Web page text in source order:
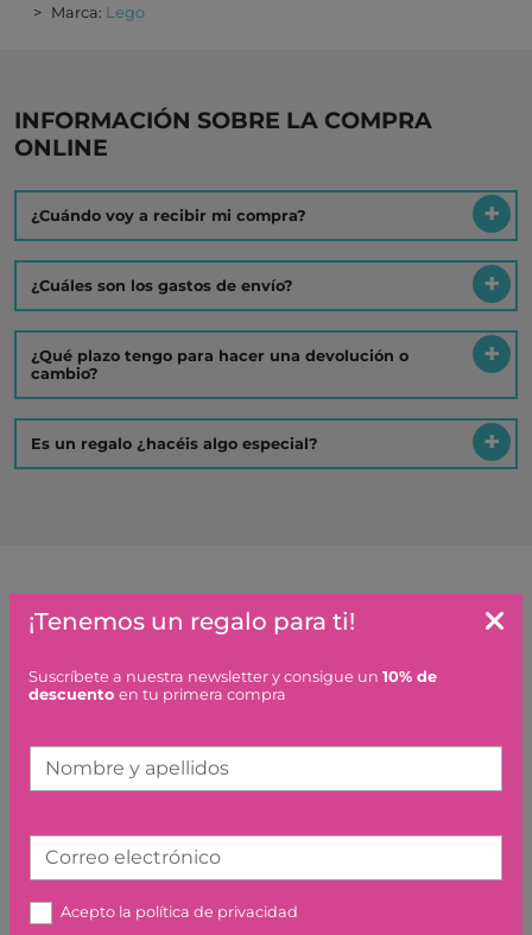
Marca: Lego
INFORMACIÓN SOBRE LA COMPRA
ONLINE
¿Cuándo voy a recibir mi compra?
¿Cuáles son los gastos de envío?
¿Qué plazo tengo para hacer una devolución o
cambio?
Es un regalo ¿hacéis algo especial?
Artículos similares o que combinan
DETECTOR DE METALES
EXP.NATURE MOSES
34,95 €
¡Tenemos un regalo para ti!
Suscríbete a nuestra newsletter y consigue un 10% de
descuento en tu primera compra
Nombre y apellidos
Correo electrónico
Acepto la política de privacidad